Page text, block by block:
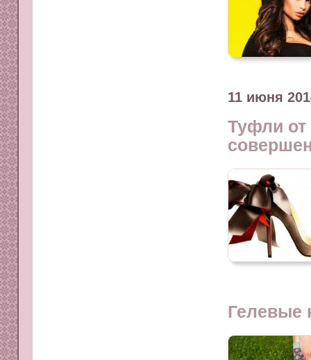
11 июня
Туфли от
Гелевые